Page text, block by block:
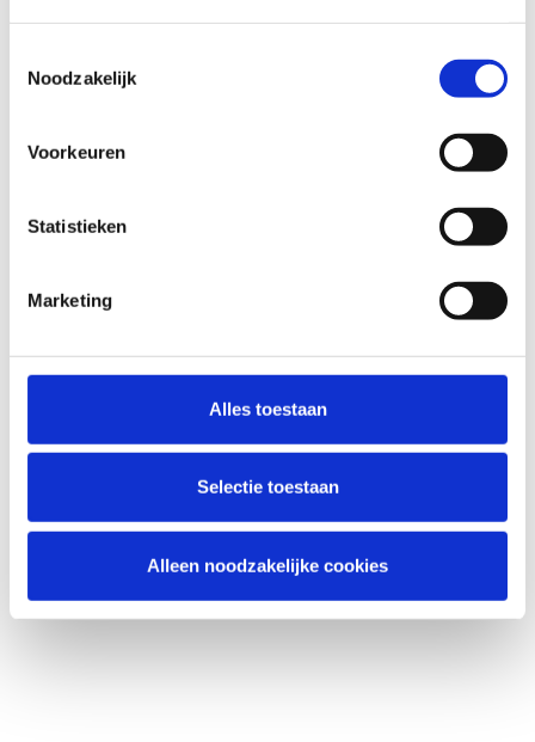
Noodzakelijk
Voorkeuren
Statistieken
Marketing
Alles toestaan
Selectie toestaan
Alleen noodzakelijke cookies